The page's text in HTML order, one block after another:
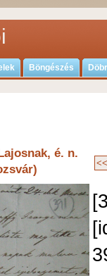
Böngészés
é. n.